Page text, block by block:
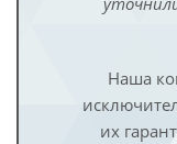
Наша
их